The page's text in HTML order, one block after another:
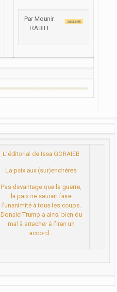
Par Mounir
RABIH
L’éditorial de Issa GORAIEB
La paix aux (sur)enchères
Pas davantage que la guerre,
la paix ne saurait faire
l’unanimité à tous les coups.
Donald Trump a ainsi bien du
mal à arracher à l’Iran un
accord…